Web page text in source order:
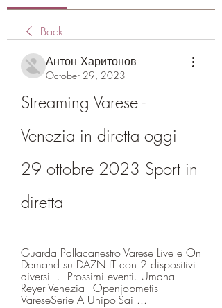
Back
Антон Харитонов
October 29, 2023
Streaming Varese -
Venezia in diretta oggi
29 ottobre 2023 Sport in
diretta
Guarda Pallacanestro Varese Live e On
Demand su DAZN IT con 2 dispositivi
diversi ... Prossimi eventi. Umana
Reyer Venezia - Openjobmetis
VareseSerie A UnipolSai ...